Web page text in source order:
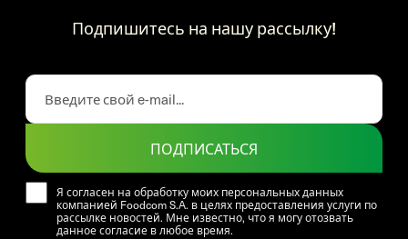
Подпишитесь на нашу рассылку!
Я согласен на обработку моих персональных данных
компанией Foodcom S.A. в целях предоставления услуги по
рассылке новостей. Мне известно, что я могу отозвать
данное согласие в любое время.
ПОДПИСАТЬСЯ